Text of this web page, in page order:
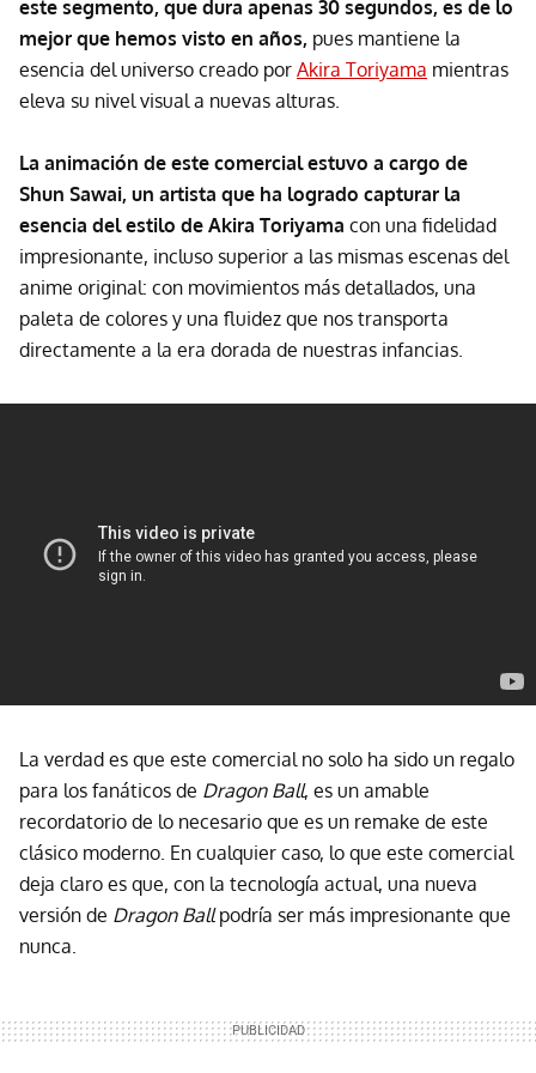
este segmento, que dura apenas 30 segundos, es de lo
mejor que hemos visto en años, pues mantiene la
esencia del universo creado por Akira Toriyama mientras
eleva su nivel visual a nuevas alturas.
La animación de este comercial estuvo a cargo de
Shun Sawai, un artista que ha logrado capturar la
esencia del estilo de Akira Toriyama con una fidelidad
impresionante, incluso superior a las mismas escenas del
anime original: con movimientos más detallados, una
paleta de colores y una fluidez que nos transporta
directamente a la era dorada de nuestras infancias.
La verdad es que este comercial no solo ha sido un regalo
para los fanáticos de Dragon Ball, es un amable
recordatorio de lo necesario que es un remake de este
clásico moderno. En cualquier caso, lo que este comercial
deja claro es que, con la tecnología actual, una nueva
versión de Dragon Ballpodría ser más impresionante que
nunca.